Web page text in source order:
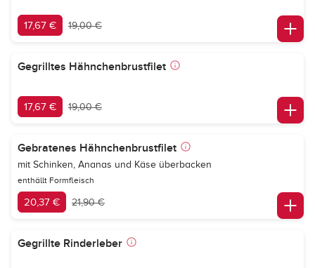
17,67 € 19,00 €
Gegrilltes Hähnchenbrustfilet
17,67 € 19,00 €
Gebratenes Hähnchenbrustfilet
mit Schinken, Ananas und Käse überbacken
enthällt Formfleisch
20,37 € 21,90 €
Gegrillte Rinderleber